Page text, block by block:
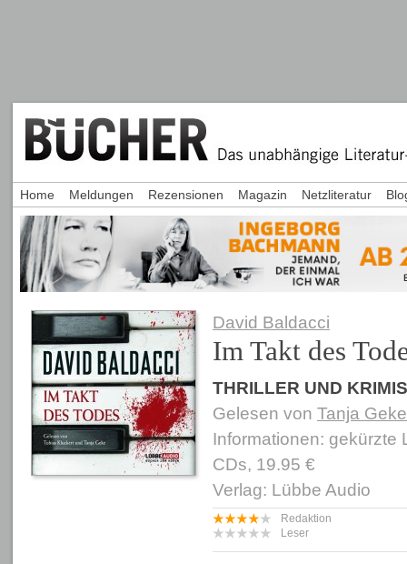
David Baldacci
Im Takt des
THRILLER UND KRIMIS
Gelesen von Tanja Geke
Informationen: gekürzte
CDs, 19.95 €
Verlag: Lübbe Audio
Redaktion
Leser
Home Meldungen Rezensionen Magazin Netzliteratur